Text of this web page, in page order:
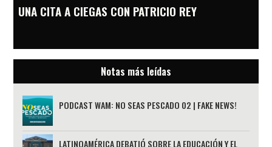
UNA CITA A CIEGAS CON PATRICIO REY
Notas más leídas
PODCAST WAM: NO SEAS PESCADO 02 | FAKE NEWS!
LATINOAMÉRICA DEBATIÓ SOBRE LA EDUCACIÓN Y EL